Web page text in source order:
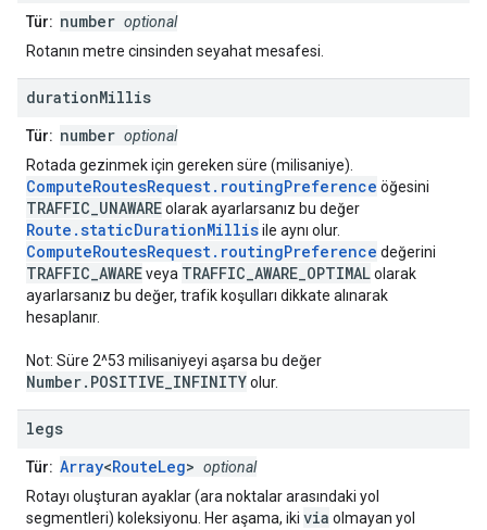
Tür: number optional
Rotanın metre cinsinden seyahat mesafesi.
durationMillis
Tür: number optional
Rotada gezinmek için gereken süre (milisaniye).
ComputeRoutesRequest.routingPreference öğesini
TRAFFIC_UNAWAREolarak ayarlarsanız bu değer
Route.staticDurationMillisile aynı olur.
ComputeRoutesRequest.routingPreference değerini
TRAFFIC_AWAREveya TRAFFIC_AWARE_OPTIMALolarak
ayarlarsanız bu değer, trafik koşulları dikkate alınarak
hesaplanır.
Not: Süre 2^53 milisaniyeyi aşarsa bu değer
Number.POSITIVE_INFINITYolur.
legs
Tür: Array<RouteLeg> optional
Rotayı oluşturan ayaklar (ara noktalar arasındaki yol
segmentleri) koleksiyonu. Her aşama, iki via olmayan yol